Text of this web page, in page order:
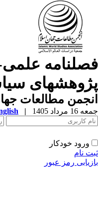
مطالعات
مرداد 1405 |
ورود خودکار
نام
رمز عبور